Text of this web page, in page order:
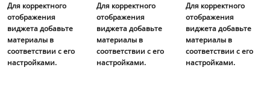
Для корректного
отображения
виджета добавьте
материалы в
соответствии с его
настройками.
Для корректного
отображения
виджета добавьте
материалы в
соответствии с его
настройками.
Для корректного
отображения
виджета добавьте
материалы в
соответствии с его
настройками.